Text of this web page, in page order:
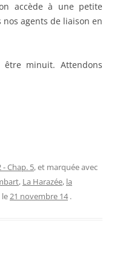
accède à une petite
nos agents de liaison en
minuit. Attendons
- Chap. 5, et marquée avec
, La Harazée, la
le21 novembre 14 .